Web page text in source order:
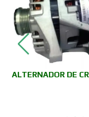
Cámaras de
Camiones
Cancelería
ALTERNADOR DE